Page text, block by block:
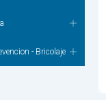
- Bricolaje